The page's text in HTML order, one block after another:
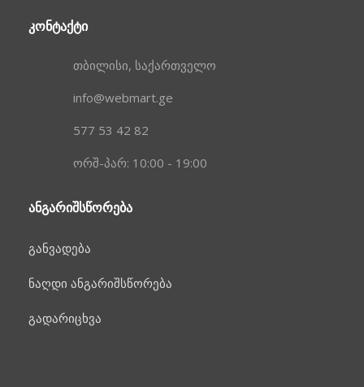
ᲙᲝᲜᲢᲐᲥᲢᲘ
თბილისი, საქართველო
info@webmart.ge
577 53 42 82
ორშ-პარ: 10:00 - 19:00
ᲐᲜᲒᲐᲠᲘᲨᲡᲬᲝᲠᲔᲑᲐ
განვადება
ნაღდი ანგარიშსწორება
გადარიცხვა